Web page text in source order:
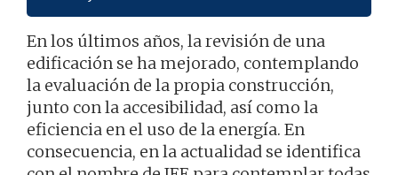
En los últimos años, la revisión de una
edificación se ha mejorado, contemplando
la evaluación de la propia construcción,
junto con la accesibilidad, así como la
eficiencia en el uso de la energía. En
consecuencia, en la actualidad se identifica